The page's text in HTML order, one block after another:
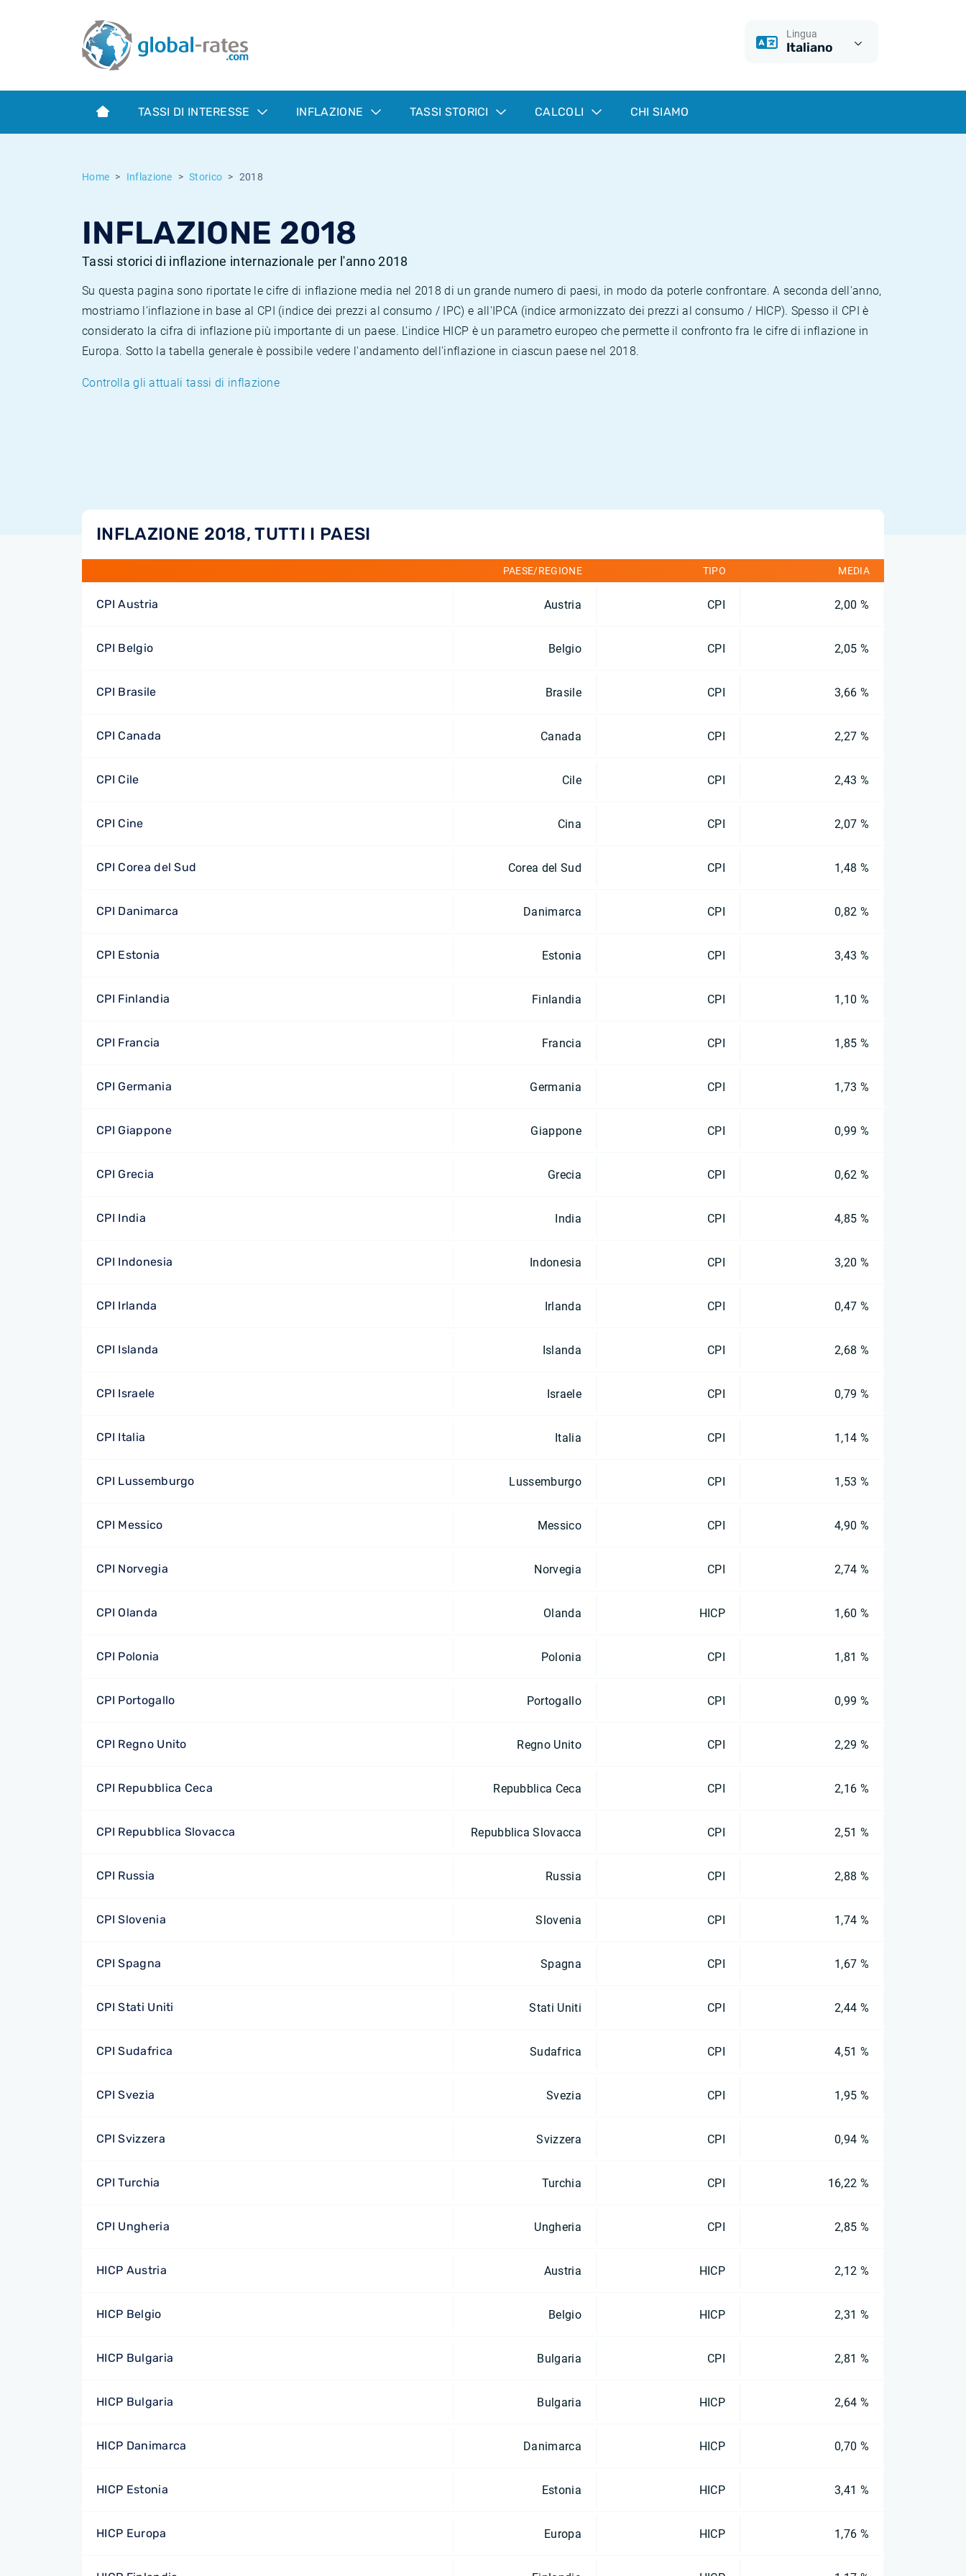
Lingua
Italiano
TASSI DI INTERESSE INFLAZIONE TASSI STORICI CALCOLI CHI SIAMO
Home Inflazione Storico 2018
INFLAZIONE 2018
Tassi storici di inflazione internazionale per l'anno 2018
Su questa pagina sono riportate le cifre di inflazione media nel 2018 di un grande numero di paesi, in modo da poterle confrontare. A seconda dell'anno,
mostriamo l'inflazione in base al CPI (indice dei prezzi al consumo / IPC) e all'IPCA (indice armonizzato dei prezzi al consumo / HICP). Spesso il CPI è
considerato la cifra di inflazione più importante di un paese. L'indice HICP è un parametro europeo che permette il confronto fra le cifre di inflazione in
Europa. Sotto la tabella generale è possibile vedere l'andamento dell'inflazione in ciascun paese nel 2018.
Controlla gli attuali tassi di inflazione
INFLAZIONE 2018, TUTTI I PAESI
PAESE/REGIONE TIPO MEDIA
CPI Austria Austria CPI 2,00 %
CPI Belgio Belgio CPI 2,05 %
CPI Brasile Brasile CPI 3,66 %
CPI Canada Canada CPI 2,27 %
CPI Cile Cile CPI 2,43 %
CPI Cine Cina CPI 2,07 %
CPI Corea del Sud Corea del Sud CPI 1,48 %
CPI Danimarca Danimarca CPI 0,82 %
CPI Estonia Estonia CPI 3,43 %
CPI Finlandia Finlandia CPI 1,10 %
CPI Francia Francia CPI 1,85 %
CPI Germania Germania CPI 1,73 %
CPI Giappone Giappone CPI 0,99 %
CPI Grecia Grecia CPI 0,62 %
CPI India India CPI 4,85 %
CPI Indonesia Indonesia CPI 3,20 %
CPI Irlanda Irlanda CPI 0,47 %
CPI Islanda Islanda CPI 2,68 %
CPI Israele Israele CPI 0,79 %
CPI Italia Italia CPI 1,14 %
CPI Lussemburgo Lussemburgo CPI 1,53 %
CPI Messico Messico CPI 4,90 %
CPI Norvegia Norvegia CPI 2,74 %
CPI Olanda Olanda HICP 1,60 %
CPI Polonia Polonia CPI 1,81 %
CPI Portogallo Portogallo CPI 0,99 %
CPI Regno Unito Regno Unito CPI 2,29 %
CPI Repubblica Ceca Repubblica Ceca CPI 2,16 %
CPI Repubblica Slovacca Repubblica Slovacca CPI 2,51 %
CPI Russia Russia CPI 2,88 %
CPI Slovenia Slovenia CPI 1,74 %
CPI Spagna Spagna CPI 1,67 %
CPI Stati Uniti Stati Uniti CPI 2,44 %
CPI Sudafrica Sudafrica CPI 4,51 %
CPI Svezia Svezia CPI 1,95 %
CPI Svizzera Svizzera CPI 0,94 %
CPI Turchia Turchia CPI 16,22 %
CPI Ungheria Ungheria CPI 2,85 %
HICP Austria Austria HICP 2,12 %
HICP Belgio Belgio HICP 2,31 %
HICP Bulgaria Bulgaria CPI 2,81 %
HICP Bulgaria Bulgaria HICP 2,64 %
HICP Danimarca Danimarca HICP 0,70 %
HICP Estonia Estonia HICP 3,41 %
HICP Europa Europa HICP 1,76 %
Term SOFR
Cos'è l'inflazione CPI?
Cos'è l'inflazione HICP?
Inflazione Svizzera
Tassi storici Euribor
Tassi storici di ESTER
Tassi di inflazione storici
Calcolatore dell’inflazione